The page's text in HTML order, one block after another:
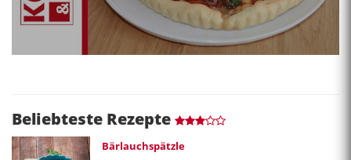
Beliebteste Rezepte
Bärlauchspätzle